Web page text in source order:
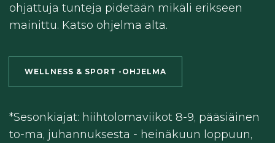
ohjattuja tunteja pidetään mikäli erikseen
mainittu. Katso ohjelma alta.
WELLNESS & SPORT -OHJELMA
*Sesonkiajat: hiihtolomaviikot 8-9, pääsiäinen
to-ma, juhannuksesta - heinäkuun loppuun,